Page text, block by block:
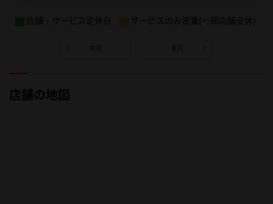
店舗・サービス定休日 サービスのみ営業(一部店舗全休)
店舗の地図